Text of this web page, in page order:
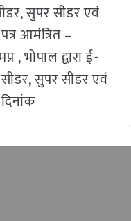
सुपर सीडर एवं
आमंत्रित –
, भोपाल द्वारा ई-
सीडर, सुपर सीडर एवं